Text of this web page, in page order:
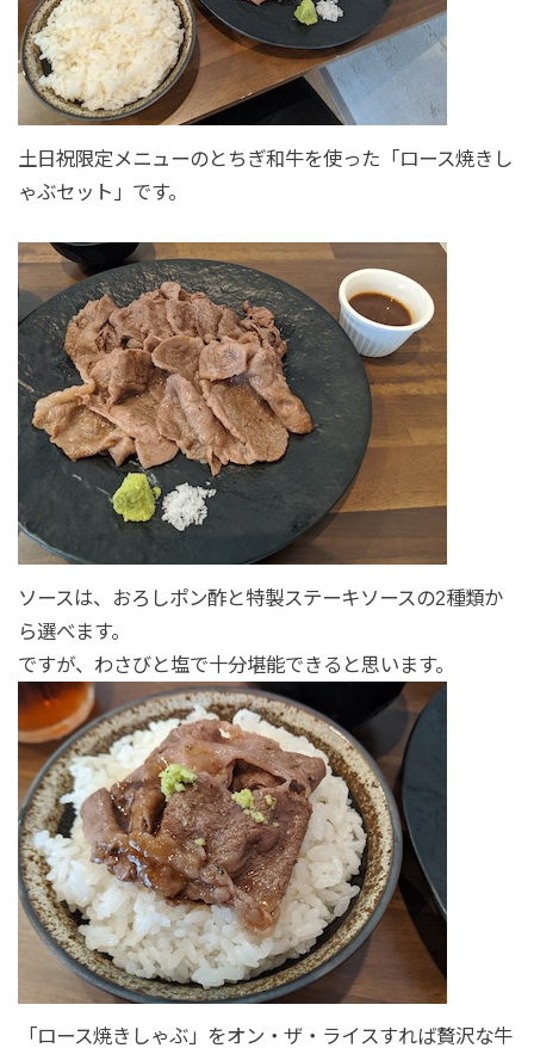
土日祝限定メニューのとちぎ和牛を使った「ロース焼きし
ゃぶセット」です。
ソースは、おろしポン酢と特製ステーキソースの2種類か
ら選べます。
ですが、わさびと塩で十分堪能できると思います。
「ロース焼きしゃぶ」をオン・ザ・ライスすれば贅沢な牛